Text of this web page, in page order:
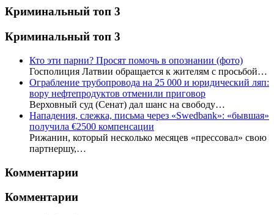
Криминальный топ 3
Криминальный топ 3
Кто эти парни? Просят помочь в опознании (фото)
Госполиция Латвии обращается к жителям с просьбой…
Ограбление трубопровода на 25 000 и юридический ляп:
вору нефтепродуктов отменили приговор
Верховный суд (Сенат) дал шанс на свободу…
Нападения, слежка, письма через «Swedbank»: «бывшая»
получила €2500 компенсации
Рижанин, который несколько месяцев «прессовал» свою
партнершу,…
Комментарии
Комментарии